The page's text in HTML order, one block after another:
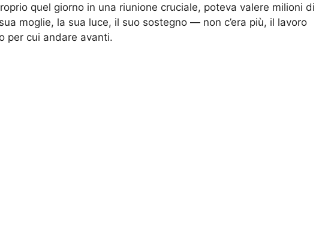
quel giorno in una riunione cruciale, poteva valere milioni di
moglie, la sua luce, il suo sostegno — non c’era più, il lavoro
per cui andare avanti.